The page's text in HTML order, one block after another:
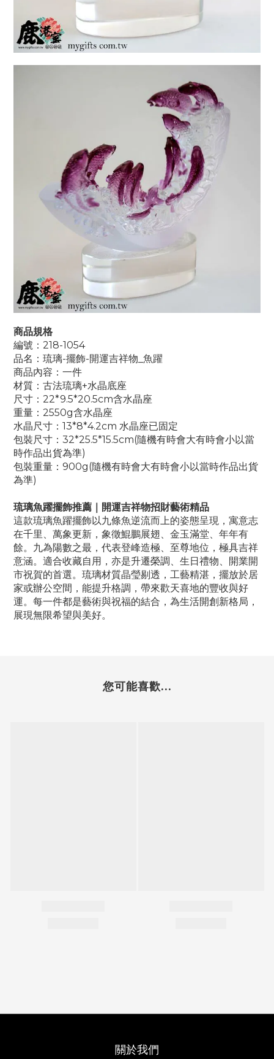
商品規格
編號：218-1054
品名：琉璃-擺飾-開運吉祥物_魚躍
商品內容：一件
材質：古法琉璃+水晶底座
尺寸：22*9.5*20.5cm含水晶座
重量：2550g含水晶座
水晶尺寸：13*8*4.2cm 水晶座已固定
包裝尺寸：32*25.5*15.5cm(隨機有時會大有時會小以當
時作品出貨為準)
包裝重量：900g(隨機有時會大有時會小以當時作品出貨
為準)
琉璃魚躍擺飾推薦｜開運吉祥物招財藝術精品
這款琉璃魚躍擺飾以九條魚逆流而上的姿態呈現，寓意志
在千里、萬象更新，象徵鯤鵬展翅、金玉滿堂、年年有
餘。九為陽數之最，代表登峰造極、至尊地位，極具吉祥
意涵。適合收藏自用，亦是升遷榮調、生日禮物、開業開
市祝賀的首選。琉璃材質晶瑩剔透，工藝精湛，擺放於居
家或辦公空間，能提升格調，帶來歡天喜地的豐收與好
運。每一件都是藝術與祝福的結合，為生活開創新格局，
展現無限希望與美好。
您可能喜歡...
關於我們